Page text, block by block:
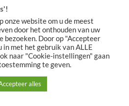
©Meeuwissen Voorhout
onze website om u de meest
door het onthouden van uw
bezoeken. Door op "Accepteer
met het gebruik van ALLE
naar "Cookie-instellingen" gaan
te geven.
alles